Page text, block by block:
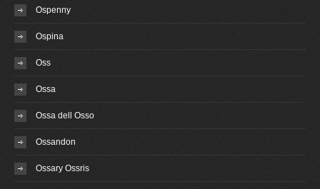
Ospenny
Ospina
Oss
Ossa
Ossa dell Osso
Ossandon
Ossary Ossris